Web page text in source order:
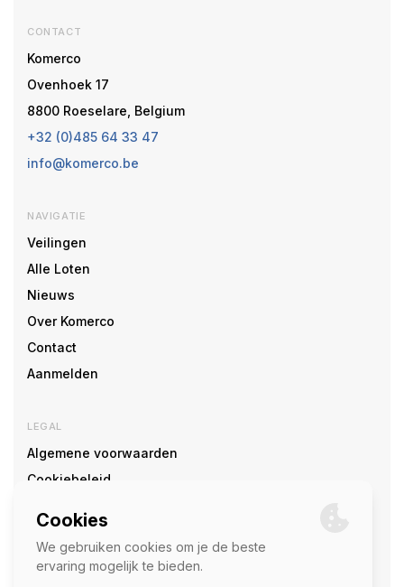
CONTACT
Komerco
Ovenhoek 17
8800 Roeselare, Belgium
+32 (0)485 64 33 47
info@komerco.be
NAVIGATIE
Veilingen
Alle Loten
Nieuws
Over Komerco
Contact
Aanmelden
LEGAL
Algemene voorwaarden
Cookiebeleid
SOCIAL